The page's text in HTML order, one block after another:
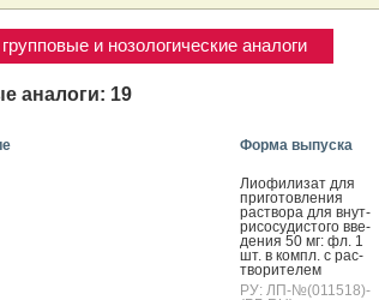
и нозологические аналоги
аналоги: 19
Форма выпуска
Ли­офи­лизат для
при­готов­ле­ния
рас­тво­ра для внут­
ри­сосу­дис­то­го вве­
дения 50 мг: фл. 1
шт. в компл. с рас­
тво­рите­лем
РУ: ЛП-№(011518)-